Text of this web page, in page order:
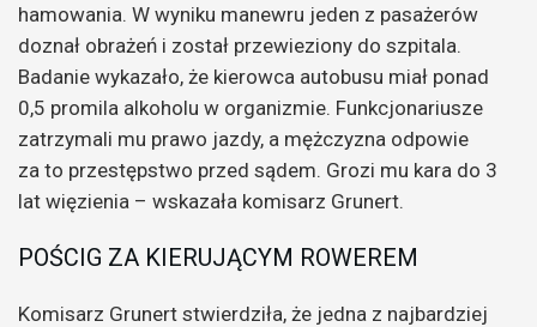
hamowania. W wyniku manewru jeden z pasażerów
doznał obrażeń i został przewieziony do szpitala.
Badanie wykazało, że kierowca autobusu miał ponad
0,5 promila alkoholu w organizmie. Funkcjonariusze
zatrzymali mu prawo jazdy, a mężczyzna odpowie
za to przestępstwo przed sądem. Grozi mu kara do 3
lat więzienia – wskazała komisarz Grunert.
POŚCIG ZA KIERUJĄCYM ROWEREM
Komisarz Grunert stwierdziła, że jedna z najbardziej